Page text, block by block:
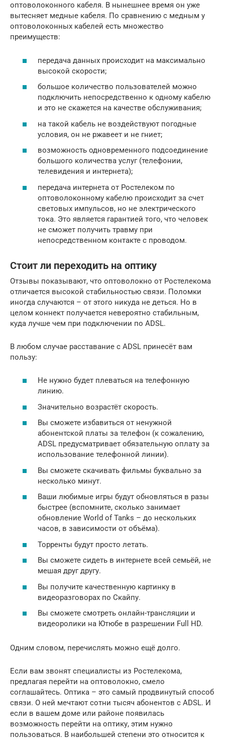
оптоволоконного кабеля. В нынешнее время он уже
вытесняет медные кабеля. По сравнению с медным у
оптоволоконных кабелей есть множество
преимуществ:
передача данных происходит на максимально
высокой скорости;
большое количество пользователей можно
подключить непосредственно к одному кабелю
и это не скажется на качестве обслуживания;
на такой кабель не воздействуют погодные
условия, он не ржавеет и не гниет;
возможность одновременного подсоединение
большого количества услуг (телефонии,
телевидения и интернета);
передача интернета от Ростелеком по
оптоволоконному кабелю происходит за счет
световых импульсов, но не электрического
тока. Это является гарантией того, что человек
не сможет получить травму при
непосредственном контакте с проводом.
Стоит ли переходить на оптику
Отзывы показывают, что оптоволокно от Ростелекома
отличается высокой стабильностью связи. Поломки
иногда случаются – от этого никуда не деться. Но в
целом коннект получается невероятно стабильным,
куда лучше чем при подключении по ADSL.
В любом случае расставание с ADSL принесёт вам
пользу:
Не нужно будет плеваться на телефонную
линию.
Значительно возрастёт скорость.
Вы сможете избавиться от ненужной
абонентской платы за телефон (к сожалению,
ADSL предусматривает обязательную оплату за
использование телефонной линии).
Вы сможете скачивать фильмы буквально за
несколько минут.
Ваши любимые игры будут обновляться в разы
быстрее (вспомните, сколько занимает
обновление World of Tanks – до нескольких
часов, в зависимости от объёма).
Торренты будут просто летать.
Вы сможете сидеть в интернете всей семьёй, не
мешая друг другу.
Вы получите качественную картинку в
видеоразговорах по Скайпу.
Вы сможете смотреть онлайн-трансляции и
видеоролики на Ютюбе в разрешении Full HD.
Одним словом, перечислять можно ещё долго.
Если вам звонят специалисты из Ростелекома,
предлагая перейти на оптоволокно, смело
соглашайтесь. Оптика – это самый продвинутый способ
связи. О ней мечтают сотни тысяч абонентов с ADSL. И
если в вашем доме или районе появилась
возможность перейти на оптику, этим нужно
пользоваться. В наибольшей степени это относится к